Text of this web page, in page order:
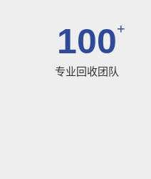
100+
专业回收团队